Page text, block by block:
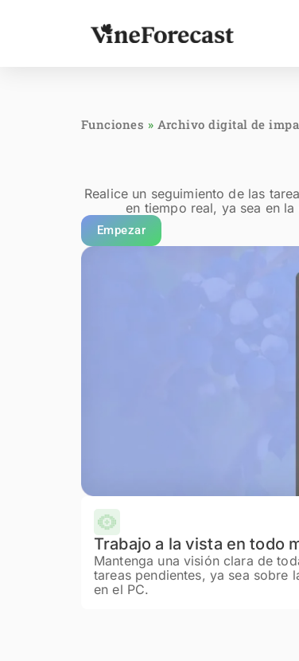
Funciones » Archivo digital de
Realice un seguimiento de las
en tiempo real, ya sea en
Empezar
Trabajo a la vista en todo
Mantenga una visión clara de
tareas pendientes, ya sea sobre
en el PC.